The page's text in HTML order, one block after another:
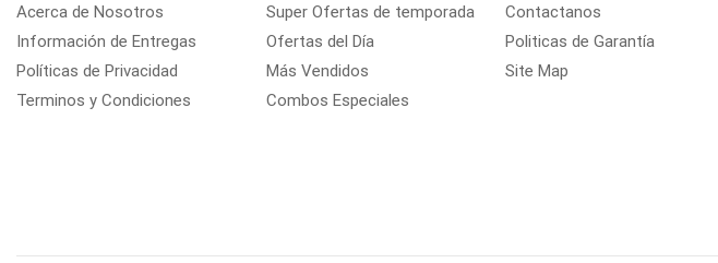
Acerca de Nosotros
Información de Entregas
Políticas de Privacidad
Terminos y Condiciones
Super Ofertas de temporada
Ofertas del Día
Más Vendidos
Combos Especiales
Contactanos
Politicas de Garantía
Site Map